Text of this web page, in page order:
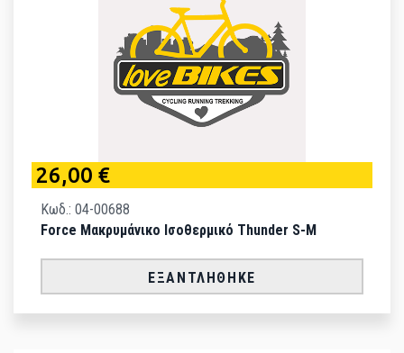
26,00 €
Κωδ.: 04-00688
Force Μακρυμάνικο Ισοθερμικό Thunder S-M
ΕΞΑΝΤΛΉΘΗΚΕ